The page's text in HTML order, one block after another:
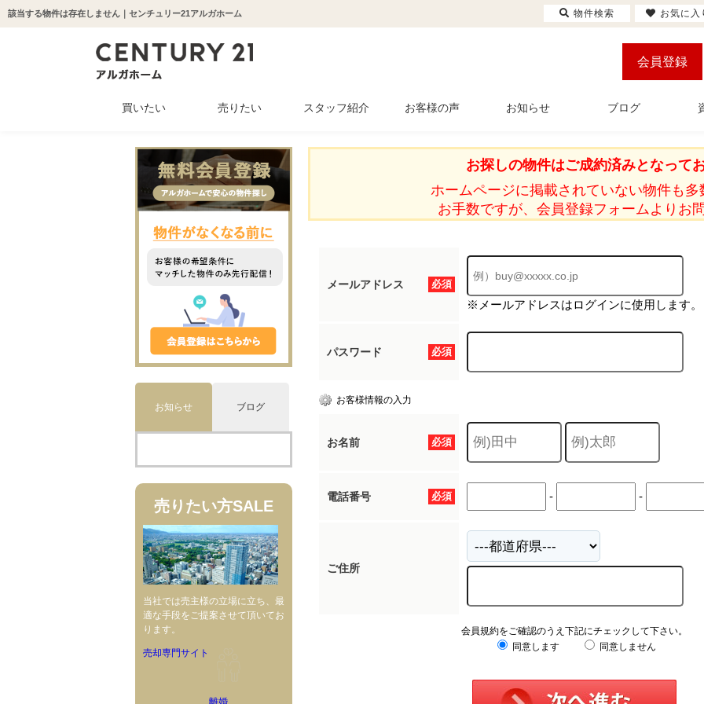
該当する物件は存在しません｜センチュリー21アルガホーム
会員登録
買いたい
新築一戸建て
中古一戸建て
中古マンション
土地
収益物件
売りたい スタッフ紹介 お客様の声 お知らせ ブログ
お探しの物件はご成約済みとなってお
ホームページに掲載されていない物件も多
お手数ですが、会員登録フォームよりお
必須
メールアドレス
※メールアドレスはログインに使用します。
必須
パスワード
お客様情報の入力
必須
お名前
必須
電話番号 - -
ご住所
会員規約をご確認のうえ下記にチェックして下さい。
同意します
同意しません
お知らせ ブログ
売りたい方SALE
当社では売主様の立場に立ち、最
適な手段をご提案させて頂いてお
ります。
売却専門サイト
離婚
物件検索 お気に入